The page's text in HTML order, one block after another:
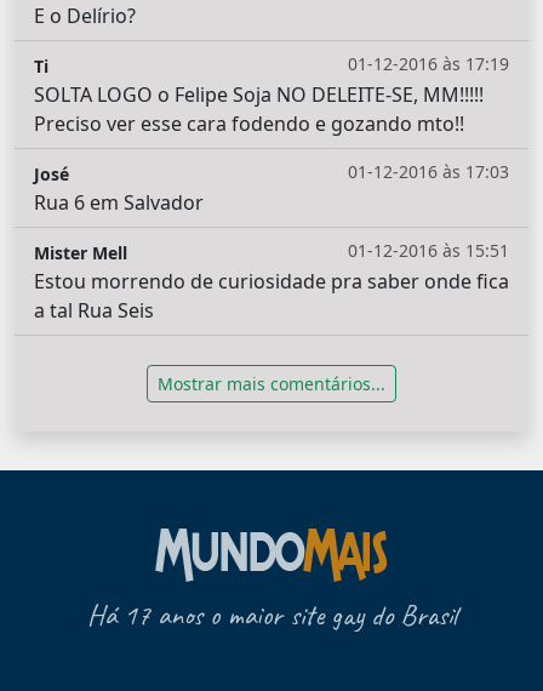
E o Delírio?
01-12-2016 às 17:19
Ti
SOLTA LOGO o Felipe Soja NO DELEITE-SE, MM!!!!!
Preciso ver esse cara fodendo e gozando mto!!
01-12-2016 às 17:03
José
Rua 6 em Salvador
01-12-2016 às 15:51
Mister Mell
Estou morrendo de curiosidade pra saber onde fica
a tal Rua Seis
Mostrar mais comentários...
Há 17 anos o maior site gay do Brasil